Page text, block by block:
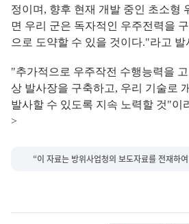
정이며, 향후 현재 개발 중인 초소형
면 우리 군은 독자적인 우주전력을
으로 도약할 수 있을 것이다."라고 발
"추가적으로 우주작전 수행능력을
상 발사장을 구축하고, 우리 기술로
발사할 수 있도록 지속 노력할 것"
>
“이 자료는 방위사업청의 보도자료를 전재하